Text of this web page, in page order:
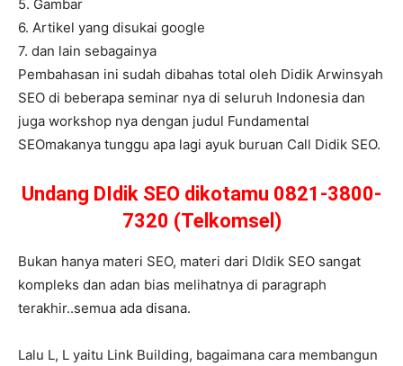
5. Gambar
6. Artikel yang disukai google
7. dan lain sebagainya
Pembahasan ini sudah dibahas total oleh Didik Arwinsyah
SEO di beberapa seminar nya di seluruh Indonesia dan
juga workshop nya dengan judul Fundamental
SEOmakanya tunggu apa lagi ayuk buruan Call Didik SEO.
Undang DIdik SEO dikotamu 0821-3800-
7320 (Telkomsel)
Bukan hanya materi SEO, materi dari DIdik SEO sangat
kompleks dan adan bias melihatnya di paragraph
terakhir..semua ada disana.
Lalu L, L yaitu Link Building, bagaimana cara membangun